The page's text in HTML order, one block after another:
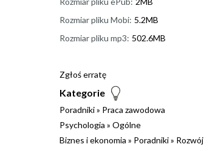
Rozmiar pliku Mobi: 5.2MB
Rozmiar pliku mp3: 502.6MB
Zgłoś erratę
Kategorie
Poradniki» Praca zawodowa
Psychologia » Ogólne
Biznes i ekonomia » Poradniki»